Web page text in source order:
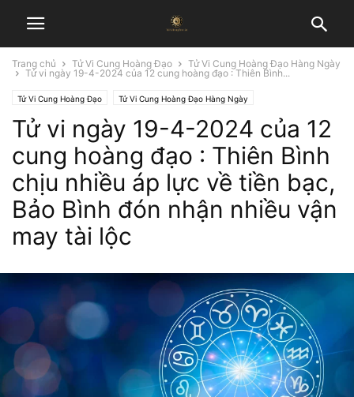
Trang chủ Tử Vi Cung Hoàng Đạo
Tử Vi Cung Hoàng Đạo Hàng Ngày
Tử vi ngày 19-4-2024 của 12 cung hoàng đạo : Thiên Bình...
Tử Vi Cung Hoàng Đạo Tử Vi Cung Hoàng Đạo Hàng Ngày
Tử vi ngày 19-4-2024 của 12
cung hoàng đạo : Thiên Bình
chịu nhiều áp lực về tiền bạc,
Bảo Bình đón nhận nhiều vận
may tài lộc